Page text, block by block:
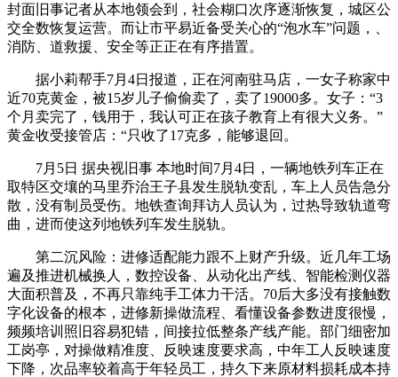
封面旧事记者从本地领会到，社会糊口次序逐渐恢复，城区公
交全数恢复运营。而让市平易近备受关心的“泡水车”问题，、
消防、道救援、安全等正正在有序措置。
据小莉帮手7月4日报道，正在河南驻马店，一女子称家中
近70克黄金，被15岁儿子偷偷卖了，卖了19000多。女子：“3
个月卖完了，钱用于，我认可正在孩子教育上有很大义务。”
黄金收受接管店：“只收了17克多，能够退回。
7月5日 据央视旧事 本地时间7月4日，一辆地铁列车正在
取特区交壤的马里乔治王子县发生脱轨变乱，车上人员告急分
散，没有制员受伤。地铁查询拜访人员认为，过热导致轨道弯
曲，进而使这列地铁列车发生脱轨。
第二沉风险：进修适配能力跟不上财产升级。近几年工场
遍及推进机械换人，数控设备、从动化出产线、智能检测仪器
大面积普及，不再只靠纯手工体力干活。70后大多没有接触数
字化设备的根本，进修新操做流程、看懂设备参数进度很慢，
频频培训照旧容易犯错，间接拉低整条产线产能。部门细密加
工岗亭，对操做精准度、反映速度要求高，中年工人反映速度
下降，次品率较着高于年轻员工，持久下来原材料损耗成本持